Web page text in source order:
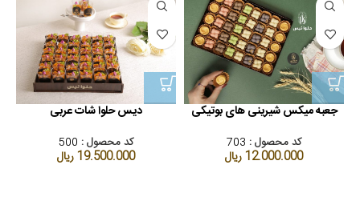
جعبه میکس شیرینی های بوتیکی
کد محصول : 703
12.000.000ریال
دیس حلوا شات عربی
کد محصول : 500
19.500.000ریال